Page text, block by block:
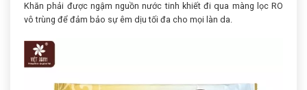
Khăn phải được ngậm nguồn nước tinh khiết đi qua màng lọc RO
vô trùng để đảm bảo sự êm dịu tối đa cho mọi làn da.